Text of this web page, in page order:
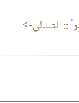
:: التـــالى->